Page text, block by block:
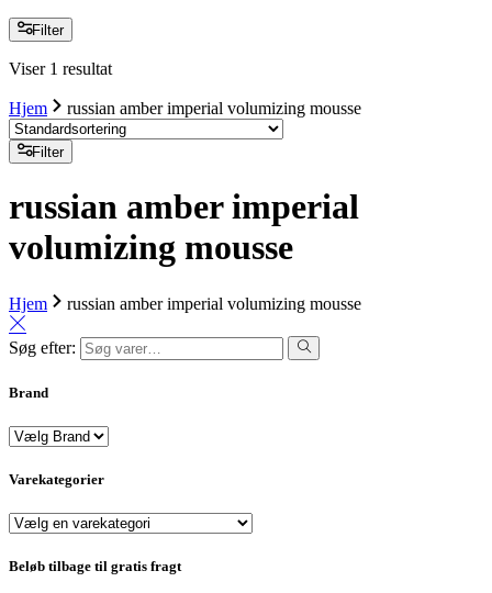
Filter
Viser 1 resultat
Hjem russian amber imperial volumizing mousse
Filter
russian amber imperial
volumizing mousse
Hjem russian amber imperial volumizing mousse
Søg efter:
Brand
Varekategorier
Beløb tilbage til gratis fragt